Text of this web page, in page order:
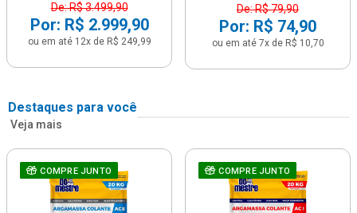
De: R$ 3.499,90
Por: R$ 2.999,90
ou em até 12x de R$ 249,99
De: R$ 79,90
Por: R$ 74,90
ou em até 7x de R$ 10,70
Destaques para você
Veja mais
COMPRE JUNTO COMPRE JUNTO